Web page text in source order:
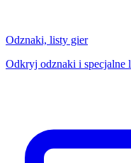
Odznaki, listy gier
Odkryj odznaki i specjalne